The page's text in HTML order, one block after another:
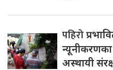
पहिरो
न्यूनीकरणका
अस्थायी